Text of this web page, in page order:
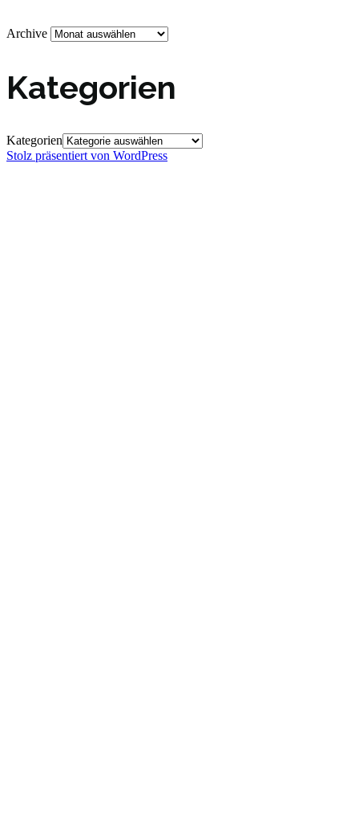
Archive
Kategorien
Kategorien
Stolz präsentiert von WordPress